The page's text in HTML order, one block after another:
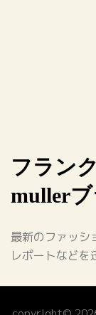
フラン
muller
最新のファッシ
レポートなどを